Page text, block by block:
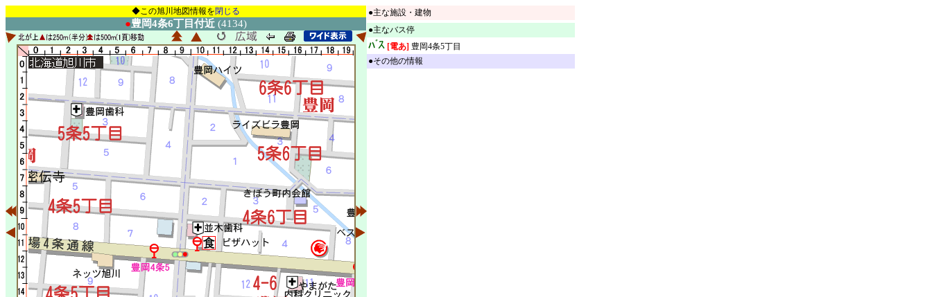
◆この旭川地図情報を閉じる
●豊岡4条6丁目付近 (4134)
●主な施設・建物
●主なバス停
[電あ] 豊岡4条5丁目
●その他の情報